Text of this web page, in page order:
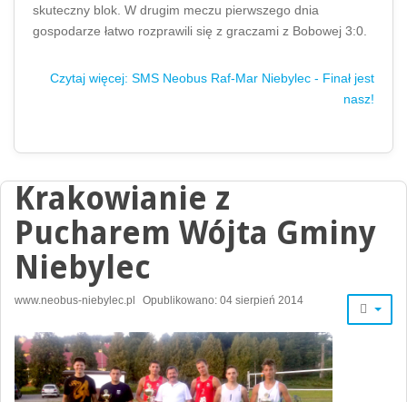
skuteczny blok. W drugim meczu pierwszego dnia
gospodarze łatwo rozprawili się z graczami z Bobowej 3:0.
Czytaj więcej: SMS Neobus Raf-Mar Niebylec - Finał jest
nasz!
Krakowianie z
Pucharem Wójta Gminy
Niebylec
www.neobus-niebylec.pl Opublikowano: 04 sierpień 2014